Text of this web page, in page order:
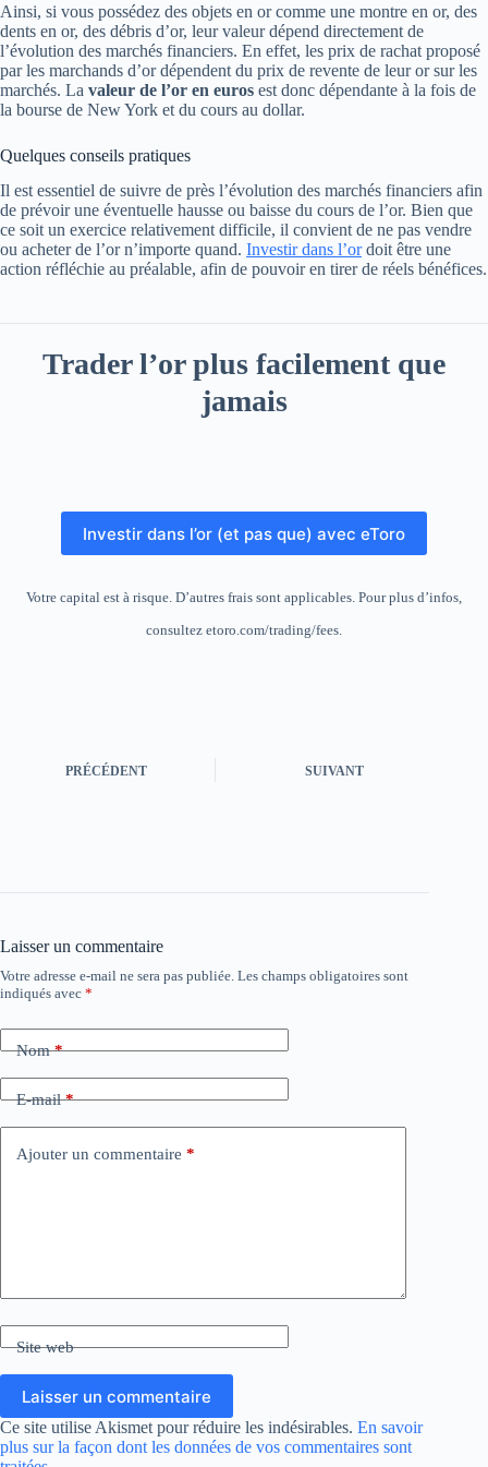
Ainsi, si vous possédez des objets en or comme une montre en or, des
dents en or, des débris d’or, leur valeur dépend directement de
l’évolution des marchés financiers. En effet, les prix de rachat proposé
par les marchands d’or dépendent du prix de revente de leur or sur les
marchés. La valeur de l’or en euros est donc dépendante à la fois de
la bourse de New York et du cours au dollar.
Quelques conseils pratiques
Il est essentiel de suivre de près l’évolution des marchés financiers afin
de prévoir une éventuelle hausse ou baisse du cours de l’or. Bien que
ce soit un exercice relativement difficile, il convient de ne pas vendre
ou acheter de l’or n’importe quand. Investir dans l’ordoit être une
action réfléchie au préalable, afin de pouvoir en tirer de réels bénéfices.
Trader l’or plus facilement que
jamais
Investir dans l’or (et pas que) avec eToro
Votre capital est à risque. D’autres frais sont applicables. Pour plus d’infos,
consultez etoro.com/trading/fees.
PRÉCÉDENT SUIVANT
Laisser un commentaire
Votre adresse e-mail ne sera pas publiée. Les champs obligatoires sont
indiqués avec *
Nom*
E-mail*
Ajouter un commentaire *
Site web
Laisser un commentaire
Ce site utilise Akismet pour réduire les indésirables. En savoir
plus sur la façon dont les données de vos commentaires sont